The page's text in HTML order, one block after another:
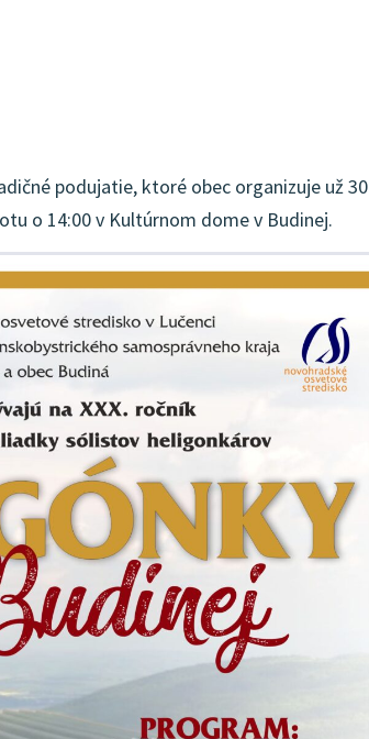
podujatie, ktoré obec organizuje už 30
o 14:00 v Kultúrnom dome v Budinej.